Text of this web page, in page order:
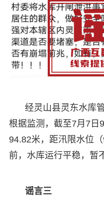
经灵山县灵东水库
根据监测，截至7月7日
94.82米，距汛限水位
前，水库运行平稳，暂
谣言三